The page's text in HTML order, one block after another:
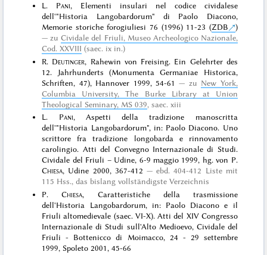
L. Pani, Elementi insulari nel codice cividalese
dell'"Historia Langobardorum" di Paolo Diacono,
Memorie storiche forogiuliesi 76 (1996) 11-23 (ZDB
)
zuCividale del Friuli, Museo Archeologico Nazionale,
Cod. XXVIII (saec. ix in.)
R. Deutinger, Rahewin von Freising. Ein Gelehrter des
12. Jahrhunderts (Monumenta Germaniae Historica,
Schriften, 47), Hannover 1999, 54-61
zu New York,
Columbia University, The Burke Library at Union
Theological Seminary, MS 039, saec. xiii
L. Pani, Aspetti della tradizione manoscritta
dell'"Historia Langobardorum", in: Paolo Diacono. Uno
scrittore fra tradizione longobarda e rinnovamento
carolingio. Atti del Convegno Internazionale di Studi.
Cividale del Friuli – Udine, 6-9 maggio 1999, hg. von P.
Chiesa, Udine 2000, 367-412
ebd. 404-412 Liste mit
115 Hss., das bislang vollständigste Verzeichnis
P.Chiesa, Caratteristiche della trasmissione
dell'Historia Langobardorum, in: Paolo Diacono e il
Friuli altomedievale (saec. VI-X). Atti del XIV Congresso
Internazionale di Studi sull'Alto Medioevo, Cividale del
Friuli - Bottenicco di Moimacco, 24 - 29 settembre
1999, Spoleto 2001, 45-66